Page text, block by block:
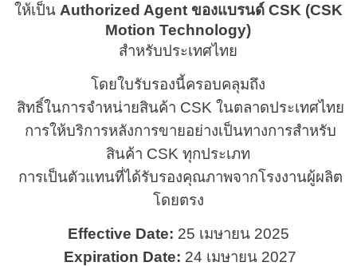
ให้เป็น Authorized Agent ของแบรนด์ CSK (CSK
Motion Technology)
สำหรับประเทศไทย
โดยใบรับรองนี้ครอบคลุมถึง
สิทธิ์ในการจำหน่ายสินค้า CSK ในตลาดประเทศไทย
การให้บริการหลังการขายอย่างเป็นทางการสำหรับ
สินค้า CSK ทุกประเภท
การเป็นตัวแทนที่ได้รับรองคุณภาพจากโรงงานผู้ผลิต
โดยตรง
Effective Date: 25 เมษายน 2025
Expiration Date: 24 เมษายน 2027